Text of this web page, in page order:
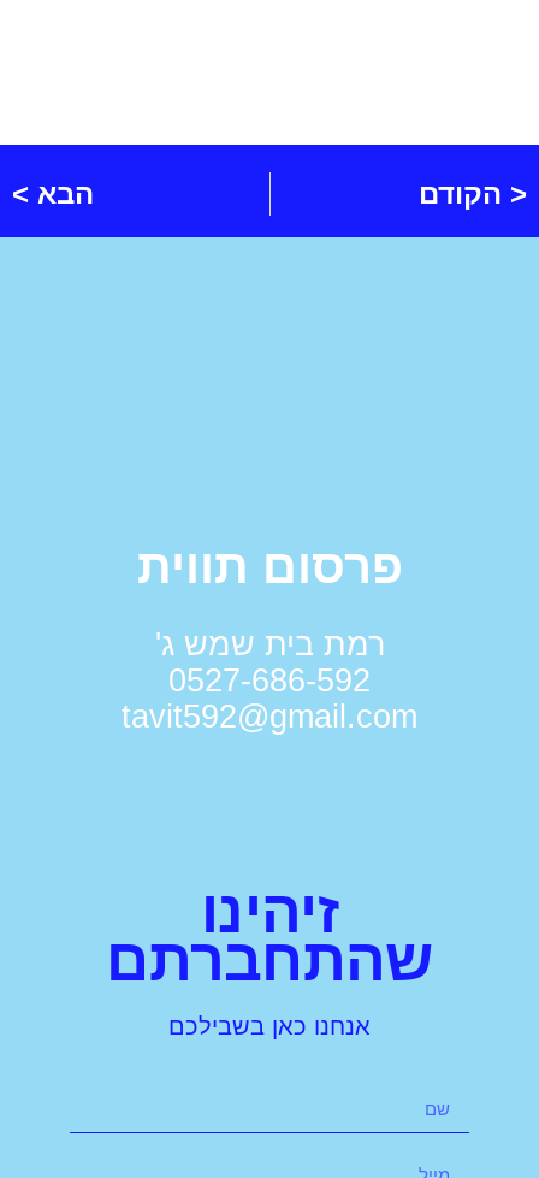
< הקודם הבא >
פרסום תווית
רמת בית שמש ג'
0527-686-592
tavit592@gmail.com
זיהינו
שהתחברתם
אנחנו כאן בשבילכם